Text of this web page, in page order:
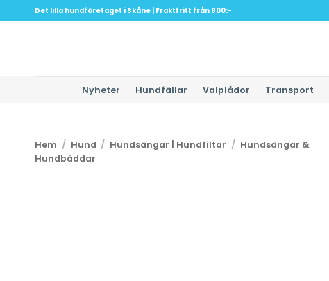
to
Det lilla hundföretaget i Skåne | Fraktfritt från 800:-
Nyheter Hundfällar Valplådor Transport
Hem / Hund / Hundsängar | Hundfiltar / Hundsängar &
Hundbäddar